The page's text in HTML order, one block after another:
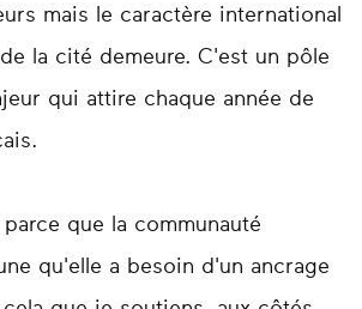
mais le caractère international
la cité demeure. C'est un pôle
qui attire chaque année de
que la communauté
qu'elle a besoin d'un ancrage